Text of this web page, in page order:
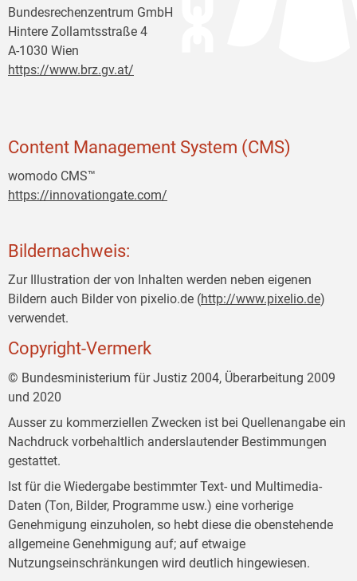
Bundesrechenzentrum GmbH
Hintere Zollamtsstraße 4
A-1030 Wien
https://www.brz.gv.at/
Content Management System (CMS)
womodo CMS™
https://innovationgate.com/
Bildernachweis:
Zur Illustration der von Inhalten werden neben eigenen
Bildern auch Bilder von pixelio.de (http://www.pixelio.de)
verwendet.
Copyright-Vermerk
© Bundesministerium für Justiz 2004, Überarbeitung 2009
und 2020
Ausser zu kommerziellen Zwecken ist bei Quellenangabe ein
Nachdruck vorbehaltlich anderslautender Bestimmungen
gestattet.
Ist für die Wiedergabe bestimmter Text- und Multimedia-
Daten (Ton, Bilder, Programme usw.) eine vorherige
Genehmigung einzuholen, so hebt diese die obenstehende
allgemeine Genehmigung auf; auf etwaige
Nutzungseinschränkungen wird deutlich hingewiesen.